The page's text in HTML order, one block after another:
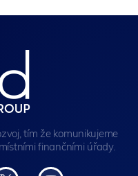
tím že komunikujeme
finančními úřady.